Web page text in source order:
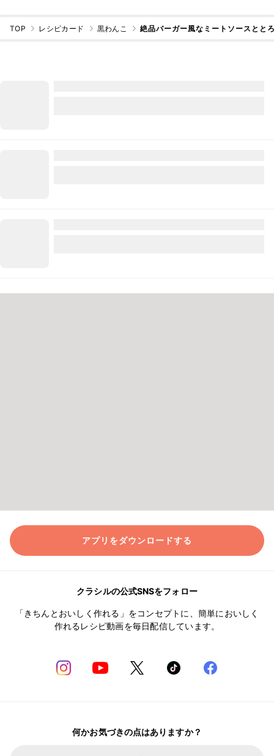
TOP レシピカード 黒わんこ 絶品バーガー風なミートソースとと
アプリをダウンロードする
クラシルの公式SNSをフォロー
「きちんとおいしく作れる」をコンセプトに、簡単においしく
作れるレシピ動画を毎日配信しています。
何かお気づきの点はありますか？